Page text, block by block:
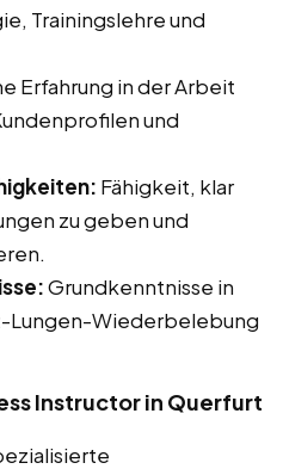
Trainingslehre und
Erfahrung in der Arbeit
und
Fähigkeit, klar
zu geben und
Grundkenntnisse in
Lungen-Wiederbelebung
Instructor in Querfurt